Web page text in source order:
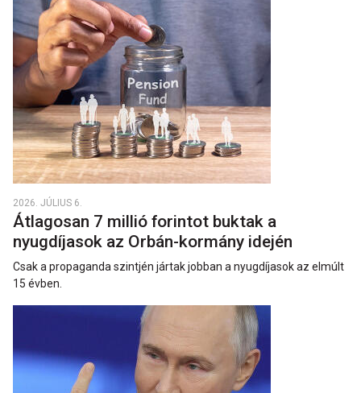
2026. JÚLIUS 6.
Átlagosan 7 millió forintot buktak a
nyugdíjasok az Orbán-kormány idején
Csak a propaganda szintjén jártak jobban a nyugdíjasok az elmúlt
15 évben.